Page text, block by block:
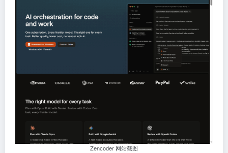
Zencoder 网站截图